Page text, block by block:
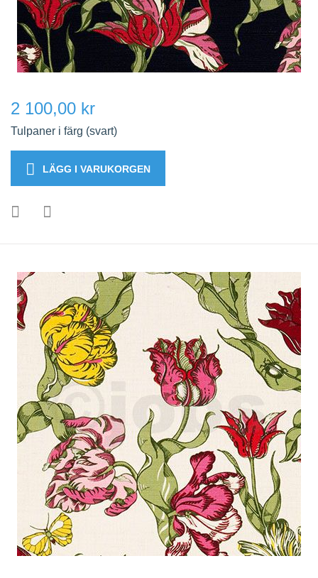
2 100,00 kr
Tulpaner i färg (svart)
LÄGG I VARUKORGEN